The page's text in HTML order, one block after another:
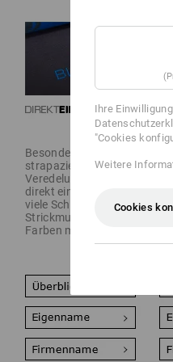
Besonders edel und
strapazierfähig: Ihre
Veredelung wird
direkt eingestickt -
viele Schriftarten,
Strickmuster und
Farben möglich.
Ihre
"Cookies
Weitere
Cookies